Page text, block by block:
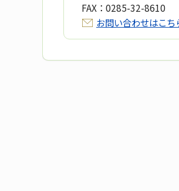
FAX： 0285-32-8610
お問い合わせはこち